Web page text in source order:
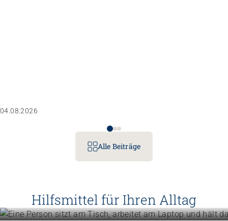
04.08.2026
Alle Beiträge
Hilfsmittel für Ihren Alltag
Mehr erfahren
Menschen unterstützen
Know-how für die tägliche